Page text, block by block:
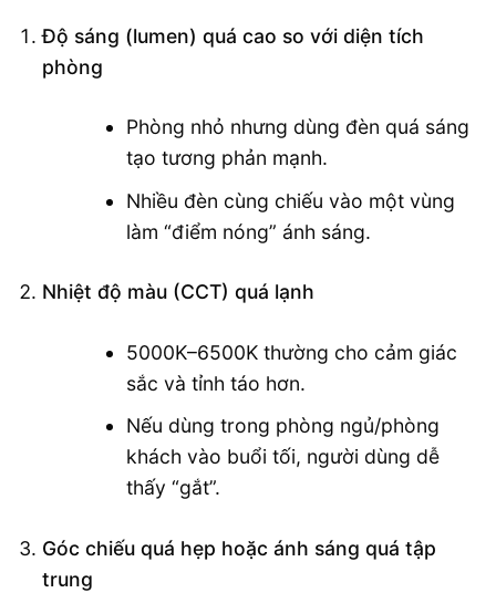
Độ sáng (lumen) quá cao so với diện tích
phòng
Phòng nhỏ nhưng dùng đèn quá sáng
tạo tương phản mạnh.
Nhiều đèn cùng chiếu vào một vùng
làm “điểm nóng” ánh sáng.
Nhiệt độ màu (CCT) quá lạnh
5000K–6500K thường cho cảm giác
sắc và tỉnh táo hơn.
Nếu dùng trong phòng ngủ/phòng
khách vào buổi tối, người dùng dễ
thấy “gắt”.
Góc chiếu quá hẹp hoặc ánh sáng quá tập
trung